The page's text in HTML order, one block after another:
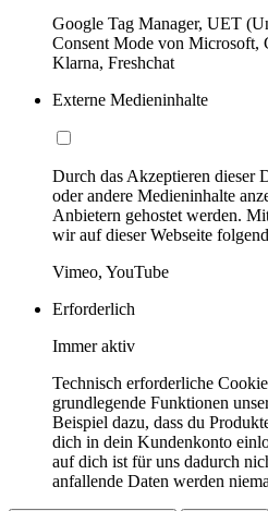
Google Tag Manager, UET
Consent Mode von Microsoft,
Klarna, Freshchat
Externe Medieninhalte
Durch das Akzeptieren dieser
oder andere Medieninhalte
Anbietern gehostet werden.
wir auf dieser Webseite
Vimeo, YouTube
Erforderlich
Immer aktiv
Technisch erforderliche
grundlegende Funktionen
Beispiel dazu, dass du
dich in dein Kundenkonto
auf dich ist für uns dadurch
anfallende Daten werden